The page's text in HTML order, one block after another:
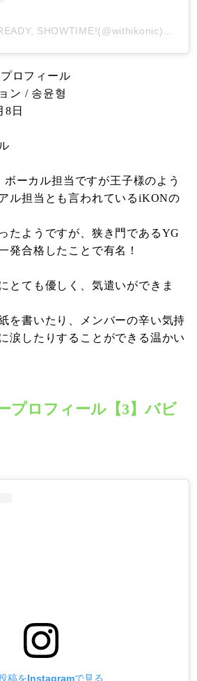
ロフィール
ン / 송윤형
8日
ーカル担当ですが王子様のよう
ル担当とも言われているiKONの
たようですが、狭き門であるYG
発合格したことで有名！
とても優しく、気遣いができま
を書いたり、メンバーの辛い気持
涙したりすることができる温かい
プロフィール【3】バビ
稿をInstagramで見る